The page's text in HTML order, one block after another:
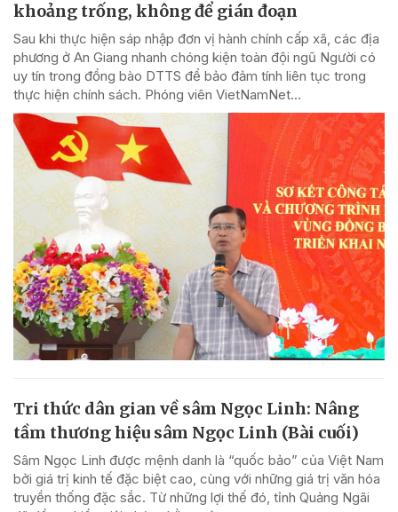
khoảng trống, không để gián đoạn
Sau khi thực hiện sáp nhập đơn vị hành chính cấp xã, các địa
phương ở An Giang nhanh chóng kiện toàn đội ngũ Người có
uy tín trong đồng bào DTTS để bảo đảm tính liên tục trong
thực hiện chính sách. Phóng viên VietNamNet...
Tri thức dân gian về sâm Ngọc Linh: Nâng
tầm thương hiệu sâm Ngọc Linh (Bài cuối)
Sâm Ngọc Linh được mệnh danh là “quốc bảo” của Việt Nam
bởi giá trị kinh tế đặc biệt cao, cùng với những giá trị văn hóa
truyền thống đặc sắc. Từ những lợi thế đó, tỉnh Quảng Ngãi